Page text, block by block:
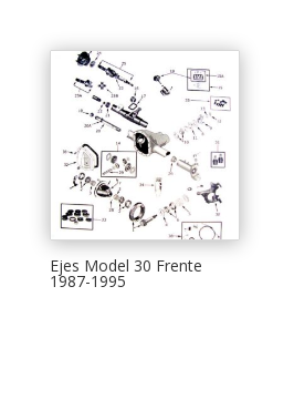
Ejes Model 30 Frente
1987-1995